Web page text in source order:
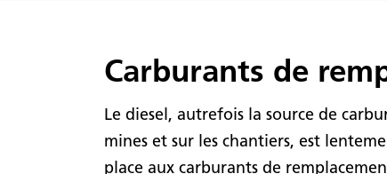
Carburants de
Le diesel, autrefois la source de
mines et sur les chantiers, est
place aux carburants de